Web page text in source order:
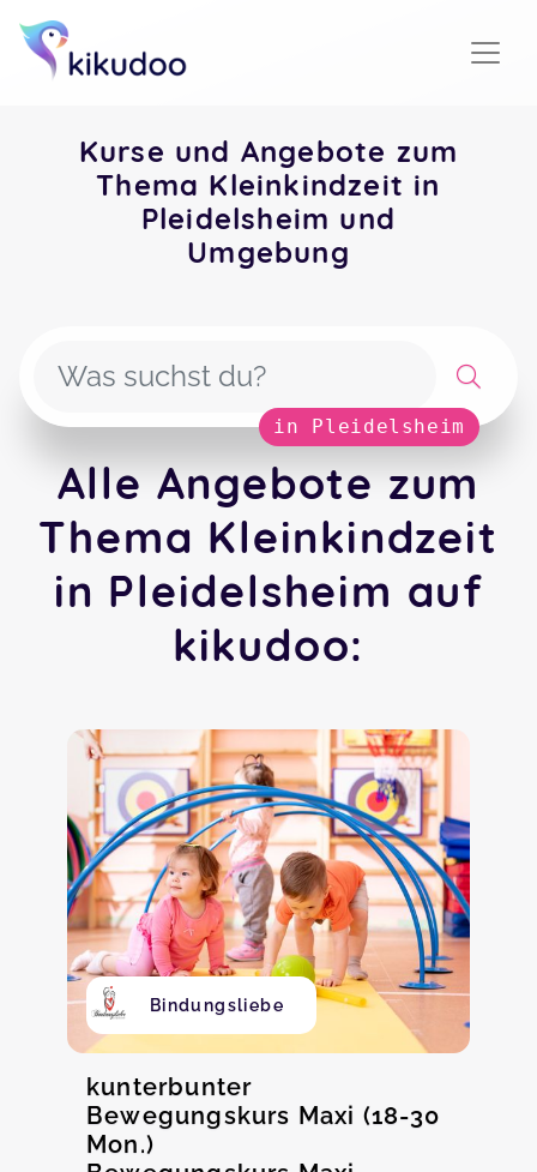
Kurse und Angebote zum
Thema Kleinkindzeit in
Pleidelsheim und
Umgebung
in Pleidelsheim
Alle Angebote zum
Thema Kleinkindzeit
in Pleidelsheim auf
kikudoo:
Bindungsliebe
kunterbunter
Bewegungskurs Maxi (18-30
Mon.)